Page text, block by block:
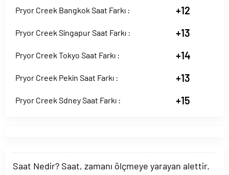
Pryor Creek Bangkok Saat Farkı : +12
Pryor Creek Singapur Saat Farkı : +13
Pryor Creek Tokyo Saat Farkı : +14
Pryor Creek Pekin Saat Farkı : +13
Pryor Creek Sdney Saat Farkı : +15
Saat Nedir? Saat, zamanı ölçmeye yarayan alettir.